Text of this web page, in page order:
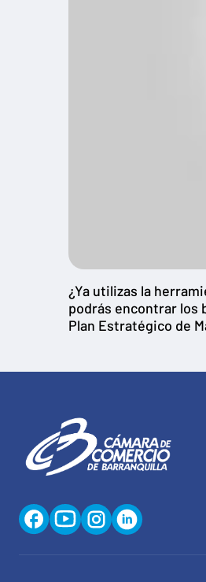
¿Ya utilizas la
podrás encontrar los
Plan Estratégico de